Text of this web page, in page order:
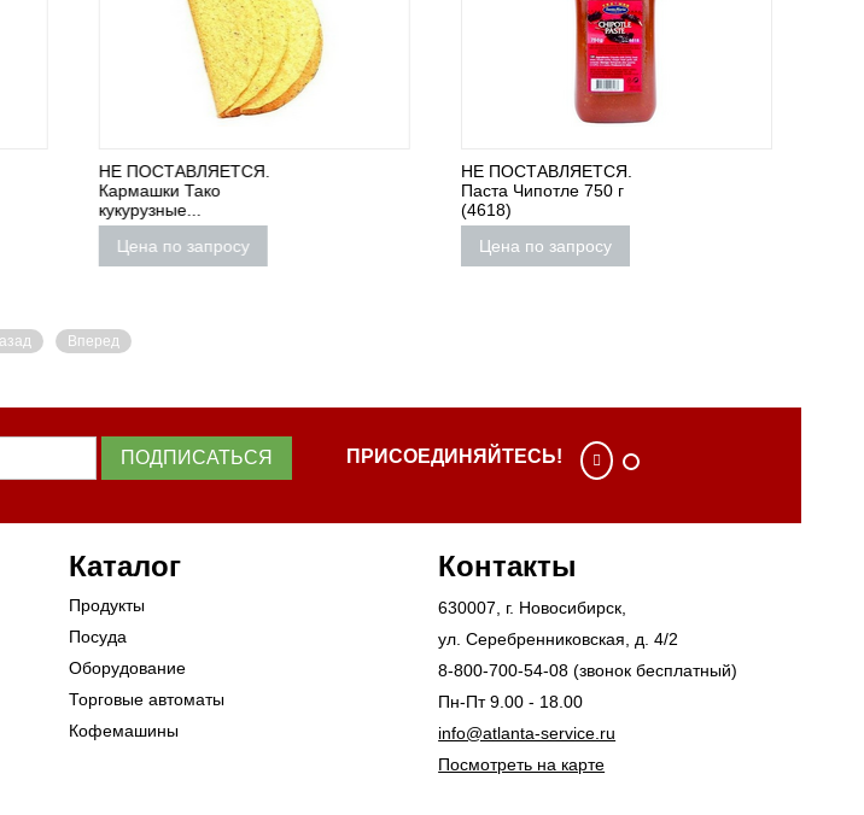
НЕ ПОСТАВЛЯЕТСЯ.
Кармашки Тако
кукурузные...
Цена по запросу
НЕ ПОСТАВЛЯЕТСЯ.
Паста Чипотле 750 г
(4618)
Цена по запросу
Вперед
ПОДПИСАТЬСЯ ПРИСОЕДИНЯЙТЕСЬ!
Каталог
Продукты
Посуда
Оборудование
Торговые автоматы
Кофемашины
Контакты
630007 , г. Новосибирск
ул. Серебренниковская, д. 4/2
8-800-700-54-08 (звонок бесплатный)
Пн-Пт 9.00 - 18.00
info@atlanta-service.ru
Посмотреть на карте